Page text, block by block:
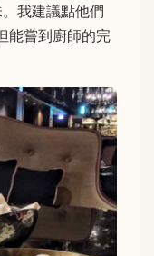
我建議點他們
能嘗到廚師的完